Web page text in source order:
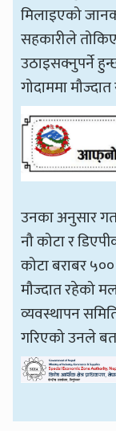
मिलाइएको
सहकारीले
उठाइसक्नुपर्ने
गोदाममा
उनका अनुसार
नौ कोटा र
कोटा बराबर
मौज्दात रहेको
व्यवस्थापन
गरिएको उनले